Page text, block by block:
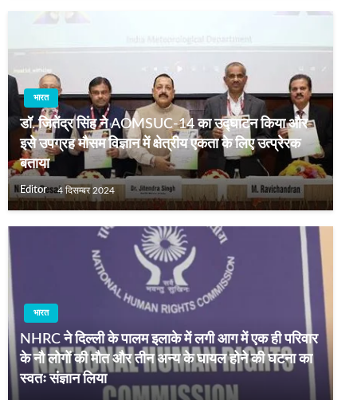
भारत
डॉ. जितेंद्र सिंह ने AOMSUC-14 का उद्घाटन किया और
इसे उपग्रह मौसम विज्ञान में क्षेत्रीय एकता के लिए उत्प्रेरक
बताया
Editor 4 दिसम्बर 2024
भारत
NHRC ने दिल्ली के पालम इलाके में लगी आग में एक ही परिवार
के नौ लोगों की मौत और तीन अन्य के घायल होने की घटना का
स्वतः संज्ञान लिया